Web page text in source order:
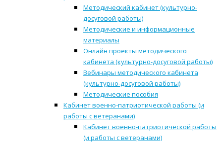
Методический кабинет (культурно-
досуговой работы)
Методические и информационные
материалы
Онлайн проекты методического
кабинета (культурно-досуговой работы)
Вебинары методического кабинета
(культурно-досуговой работы)
Методические пособия
Кабинет военно-патриотической работы (и
работы с ветеранами)
Кабинет военно-патриотической работы
(и работы с ветеранами)